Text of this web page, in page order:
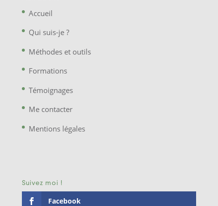
Accueil
Qui suis-je ?
Méthodes et outils
Formations
Témoignages
Me contacter
Mentions légales
Suivez moi !
Facebook